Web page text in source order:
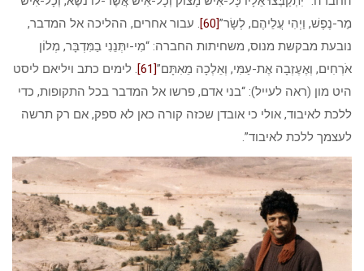
מַר-נֶפֶשׁ, וַיְהִי עֲלֵיהֶם, לְשָׂר”[60]
. עבור אחרים, ההליכה אל המדבר,
נובעת מבקשת מנוס, משחיתות החברה: “מִי-יִתְּנֵנִי בַמִּדְבָּר, מְלוֹן
אֹרְחִים, וְאֶעֶזְבָה אֶת-עַמִּי, וְאֵלְכָה מֵאִתָּם”[61]
. לימים כתב ויליאם ליסט
היט מון (ראה לעייל): “בני אדם, פרשו אל המדבר בכל התקופות, כדי
ללכת לאיבוד, אולי כי אובדן שכזה קורה כאן לא ספק, אם רק תרשה
לעצמך ללכת לאיבוד”.